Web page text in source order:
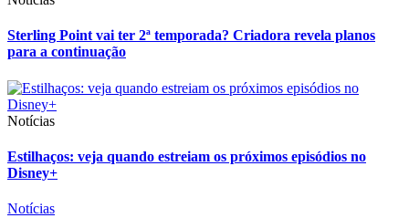
Sterling Point vai ter 2ª temporada? Criadora revela planos
para a continuação
Notícias
Estilhaços: veja quando estreiam os próximos episódios no
Disney+
Notícias